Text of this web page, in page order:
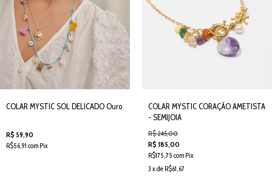
COLAR MYSTIC SOL DELICADO Ouro
R$ 59,90
R$56,91 com Pix
COLAR MYSTIC CORAÇÃO AMETISTA
- SEMIJOIA
R$ 245,00
R$ 185,00
R$175,75 com Pix
3 x de R$61,67